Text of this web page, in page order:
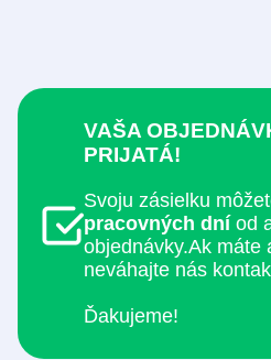
VAŠA
PRIJATÁ!
Svoju zásielku
pracovných dní od
objednávky.Ak máte
neváhajte nás
Ďakujeme!